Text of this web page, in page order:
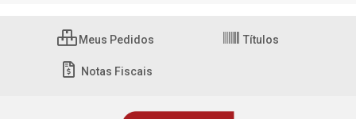
Meus Pedidos Títulos
Notas Fiscais